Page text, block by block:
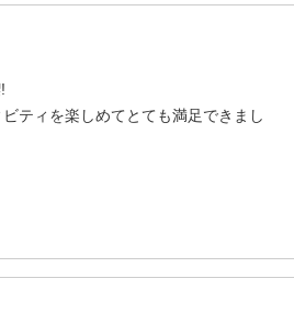
ティを楽しめてとても満足できまし
voice/75281?